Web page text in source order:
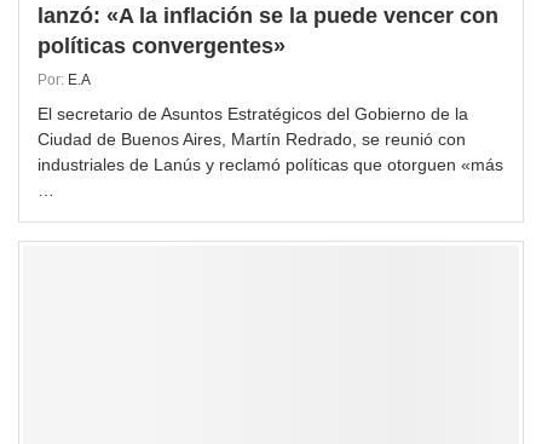
lanzó: «A la inflación se la puede vencer con
políticas convergentes»
Por: E.A
El secretario de Asuntos Estratégicos del Gobierno de la
Ciudad de Buenos Aires, Martín Redrado, se reunió con
industriales de Lanús y reclamó políticas que otorguen «más
…